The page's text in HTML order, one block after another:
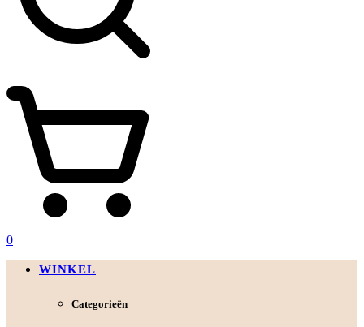
0
WINKEL
Categorieën